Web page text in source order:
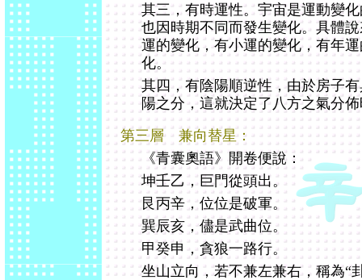
其三，有時運性。宇宙是運動變
也因時期不同而發生變化。具體
運的變化，有小運的變化，有年
化。
其四，有陰陽順逆性，由於房子
陽之分，這就決定了八方之氣分
第三層 兼向替星：
《青囊奧語》開卷便說：
坤壬乙，巨門從頭出。
艮丙辛，位位是破軍。
巽辰亥，儘是武曲位。
甲癸申，貪狼一路行。
坐山立向，若不兼左兼右，稱為“